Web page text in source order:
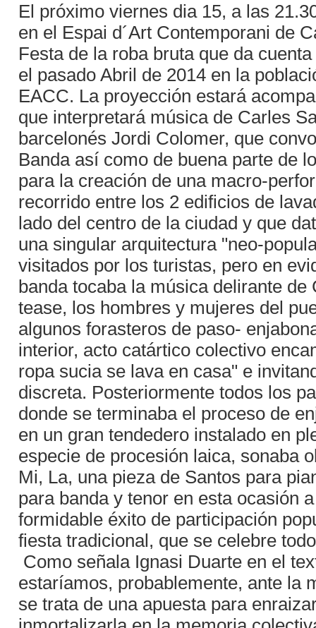
El próximo viernes dia 15, a las
en el Espai d´Art Contemporani de
Festa de la roba bruta que da
el pasado Abril de 2014 en la
EACC. La proyección estará
que interpretará música de Carles
barcelonés Jordi Colomer, que
Banda así como de buena parte de
para la creación de una macro-
recorrido entre los 2 edificios de
lado del centro de la ciudad y que
una singular arquitectura "neo-
visitados por los turistas, pero en
banda tocaba la música delirante
tease, los hombres y mujeres del
algunos forasteros de paso-
interior, acto catártico colectivo
ropa sucia se lava en casa" e
discreta. Posteriormente todos los
donde se terminaba el proceso de
en un gran tendedero instalado en
especie de procesión laica, sonaba
Mi, La, una pieza de Santos para
para banda y tenor en esta ocasión
formidable éxito de participación
fiesta tradicional, que se celebre
Como señala Ignasi Duarte en el
estaríamos, probablemente, ante la
se trata de una apuesta para